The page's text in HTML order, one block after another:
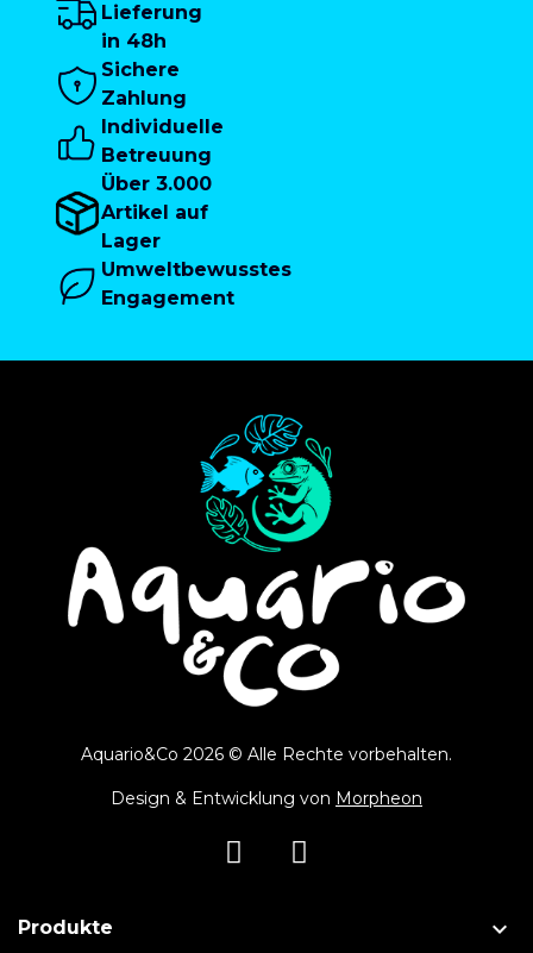
Lieferung
in 48h
Sichere
Zahlung
Individuelle
Betreuung
Über 3.000
Artikel auf
Lager
Umweltbewusstes
Engagement
Aquario&Co 2026 © Alle Rechte vorbehalten.
Design & Entwicklung von Morpheon
Produkte 